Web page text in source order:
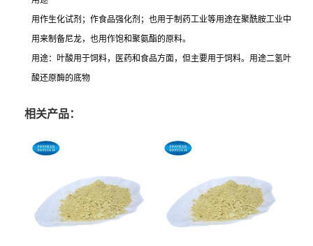
用作生化试剂；作食品强化剂；也用于制药工业等用途在聚酰胺工业中
用来制备尼龙，也用作饱和聚氨酯的原料。
用途：叶酸用于饲料，医药和食品方面，但主要用于饲料。用途二氢叶
酸还原酶的底物
相关产品：